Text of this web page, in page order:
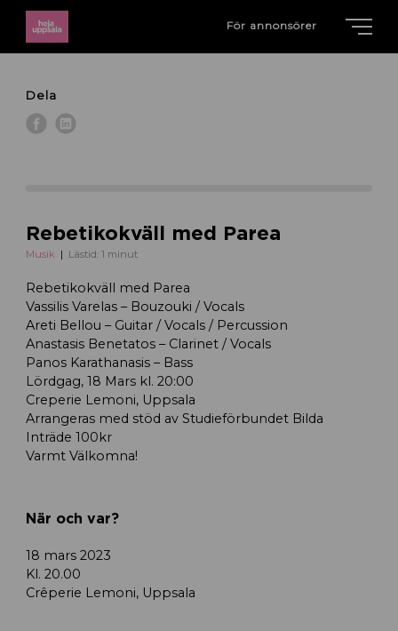
För annonsörer
Dela
Rebetikokväll med Parea
Musik Lästid: 1 minut
Rebetikokväll med Parea
Vassilis Varelas – Bouzouki / Vocals
Areti Bellou – Guitar / Vocals / Percussion
Anastasis Benetatos – Clarinet / Vocals
Panos Karathanasis – Bass
Lördgag, 18 Mars kl. 20:00
Creperie Lemoni, Uppsala
Arrangeras med stöd av Studieförbundet Bilda
Inträde 100kr
Varmt Välkomna!
När och var?
18 mars 2023
Kl. 20.00
Crêperie Lemoni, Uppsala